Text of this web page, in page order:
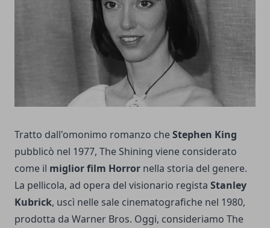
Tratto dall'omonimo romanzo cheStephen King
pubblicò nel 1977, The Shining viene considerato
come il miglior film Horror nella storia del genere.
La pellicola, ad opera del visionario regista Stanley
Kubrick, uscì nelle sale cinematografiche nel 1980,
prodotta da Warner Bros. Oggi, consideriamo The